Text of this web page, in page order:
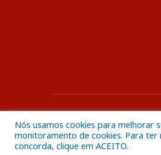
Nós usamos cookies para melhorar
monitoramento de cookies. Para ter
concorda, clique em ACEITO.